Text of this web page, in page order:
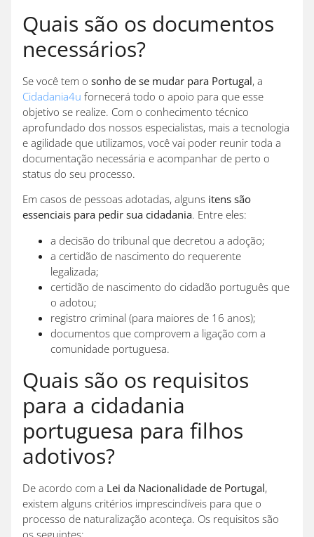
Quais são os documentos
necessários?
Se você tem o sonho de se mudar para Portugal, a
Cidadania4u fornecerá todo o apoio para que esse
objetivo se realize. Com o conhecimento técnico
aprofundado dos nossos especialistas, mais a tecnologia
e agilidade que utilizamos, você vai poder reunir toda a
documentação necessária e acompanhar de perto o
status do seu processo.
Em casos de pessoas adotadas, alguns itens são
essenciais para pedir sua cidadania. Entre eles:
a decisão do tribunal que decretou a adoção;
a certidão de nascimento do requerente
legalizada;
certidão de nascimento do cidadão português que
o adotou;
registro criminal (para maiores de 16 anos);
documentos que comprovem a ligação com a
comunidade portuguesa.
Quais são os requisitos
para a cidadania
portuguesa para filhos
adotivos?
De acordo com a Lei da Nacionalidade de Portugal,
existem alguns critérios imprescindíveis para que o
processo de naturalização aconteça. Os requisitos são
os seguintes: